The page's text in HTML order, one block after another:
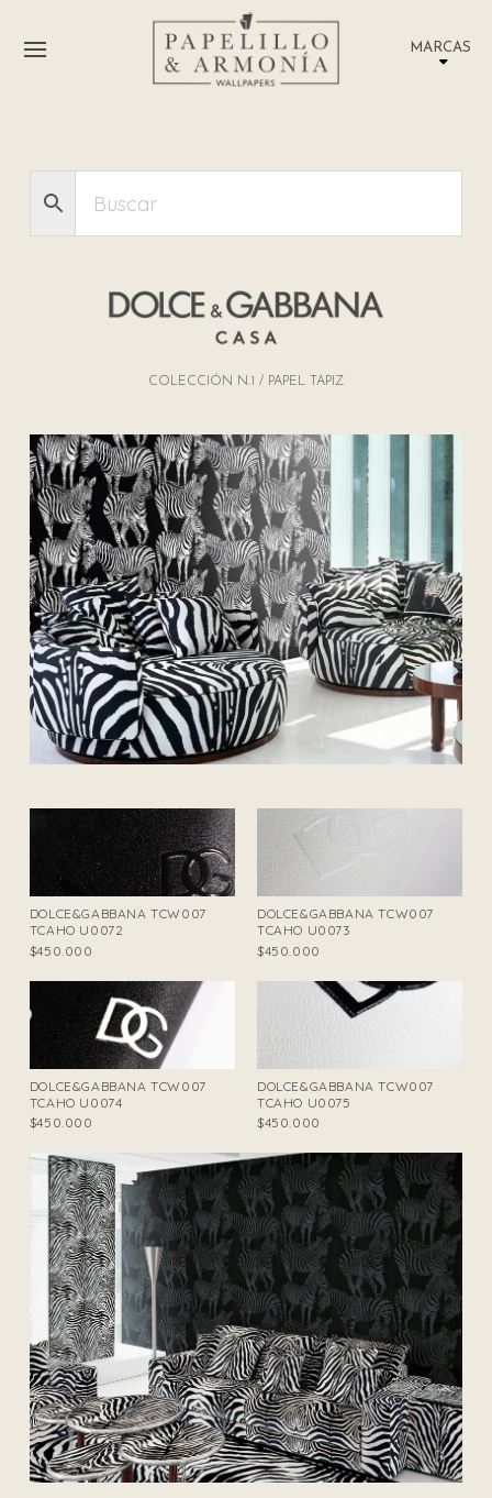
MARCAS
COLECCIÓN N.1 / PAPEL TAPIZ
DOLCE&GABBANA TCW007
TCAHO U0072
$450.000
DOLCE&GABBANA TCW007
TCAHO U0073
$450.000
DOLCE&GABBANA TCW007
TCAHO U0074
$450.000
DOLCE&GABBANA TCW007
TCAHO U0075
$450.000